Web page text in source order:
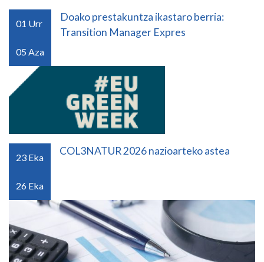
01 Urr
05 Aza
Doako prestakuntza ikastaro berria:
Transition Manager Expres
23 Eka
26 Eka
COL3NATUR 2026 nazioarteko astea